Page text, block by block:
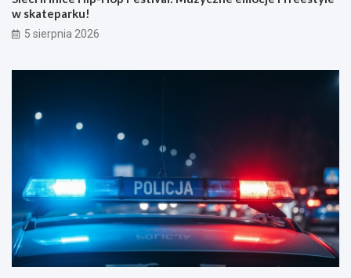
w skateparku!
5 sierpnia 2026